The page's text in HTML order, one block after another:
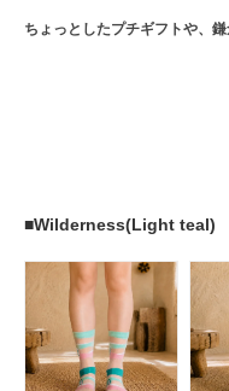
ちょっとしたプチギフトや、
■Wilderness(Light teal)